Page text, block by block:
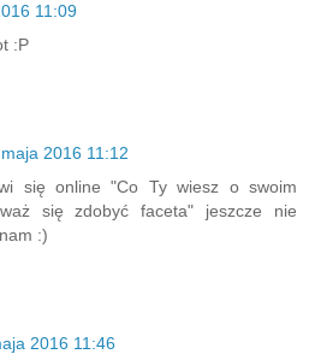
11:09
:P
2016 11:12
się online "Co Ty wiesz o swoim
się zdobyć faceta" jeszcze nie
:)
2016 11:46